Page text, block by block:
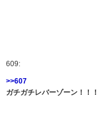
609:
>>607
ガチガチレバーゾーン！！！